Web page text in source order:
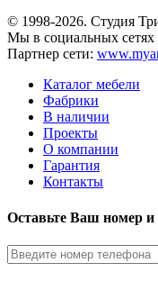
© 1998-2026. Студия
Мы в социальных сетях
Партнер сети:
Каталог мебели
Фабрики
В наличии
Проекты
О компании
Гарантия
Контакты
Оставьте Ваш номер